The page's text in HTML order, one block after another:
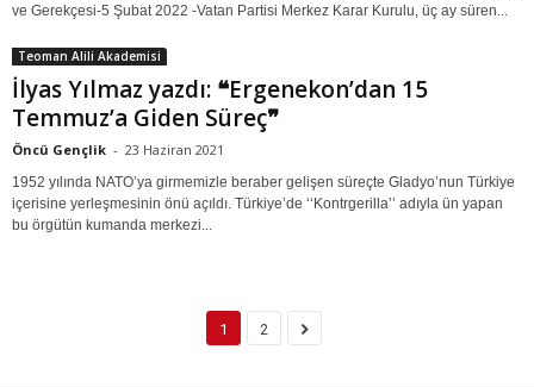
ve Gerekçesi-5 Şubat 2022 -Vatan Partisi Merkez Karar Kurulu, üç ay süren...
Teoman Alili Akademisi
İlyas Yılmaz yazdı: ❝Ergenekon’dan 15
Temmuz’a Giden Süreç❞
Öncü Gençlik - 23 Haziran 2021
1952 yılında NATO’ya girmemizle beraber gelişen süreçte Gladyo’nun Türkiye
içerisine yerleşmesinin önü açıldı. Türkiye’de ‘‘Kontrgerilla’’ adıyla ün yapan
bu örgütün kumanda merkezi...
1 2